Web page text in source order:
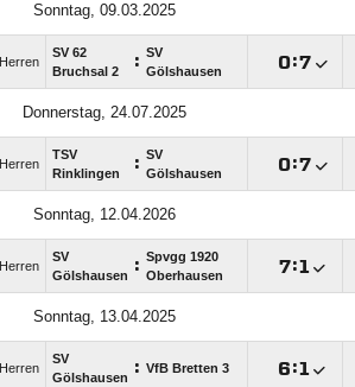
Sonntag, 09.03.2025
Herren
SV 62
Bruchsal 2
: SV
Gölshausen
:
Donnerstag, 24.07.2025
Herren
TSV
Rinklingen
: SV
Gölshausen
:
Sonntag, 12.04.2026
Herren
SV
Gölshausen : Spvgg 1920
Oberhausen
:
Sonntag, 13.04.2025
Herren
SV
Gölshausen : VfB Bretten 3 :